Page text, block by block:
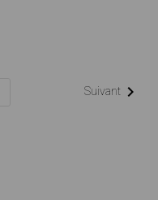
Suivant